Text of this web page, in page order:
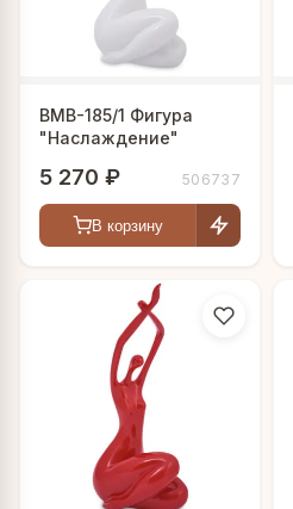
BMB-185/1 Фигура
"Наслаждение"
5 270 ₽ 506737
В корзину